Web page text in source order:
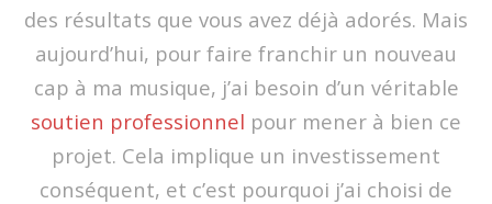
des résultats que vous avez déjà adorés. Mais
aujourd’hui, pour faire franchir un nouveau
cap à ma musique, j’ai besoin d’un véritable
soutien professionnel pour mener à bien ce
projet. Cela implique un investissement
conséquent, et c’est pourquoi j’ai choisi de